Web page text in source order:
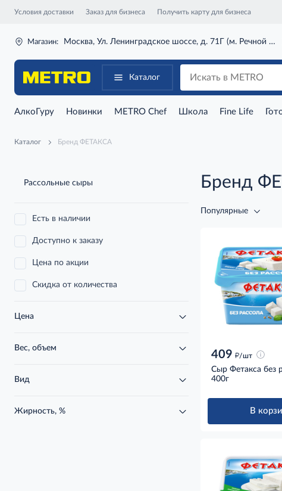
Условия доставки Заказ для бизнеса Получить карту для бизнеса
Магазин: Москва, Ул. Ленинградское шоссе, д. 71Г (м. Речной
Каталог
АлкоГуру Новинки METRO Chef Школа Fine Life
Каталог Бренд ФЕТАКСА
Рассольные сыры
Есть в наличии
Доступно к заказу
Цена по акции
Скидка от количества
Цена
Вес, объем
Вид
Жирность, %
Бренд
Популярные
409 д/шт
Сыр Фетакса без
400г
В